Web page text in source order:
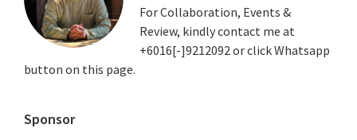
For Collaboration, Events &
Review, kindly contact me at
+6016[-]9212092 or click Whatsapp
button on this page.
Sponsor